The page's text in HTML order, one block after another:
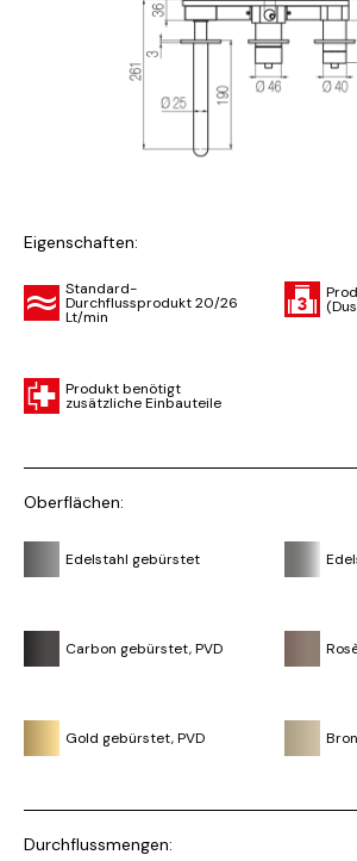
Eigenschaften:
Standard-
Durchflussprodukt 20/26
Lt/min
Produkt benötigt
zusätzliche Einbauteile
Oberflächen:
Edelstahl gebürstet
Carbon gebürstet, PVD
Gold gebürstet, PVD
Durchflussmengen: